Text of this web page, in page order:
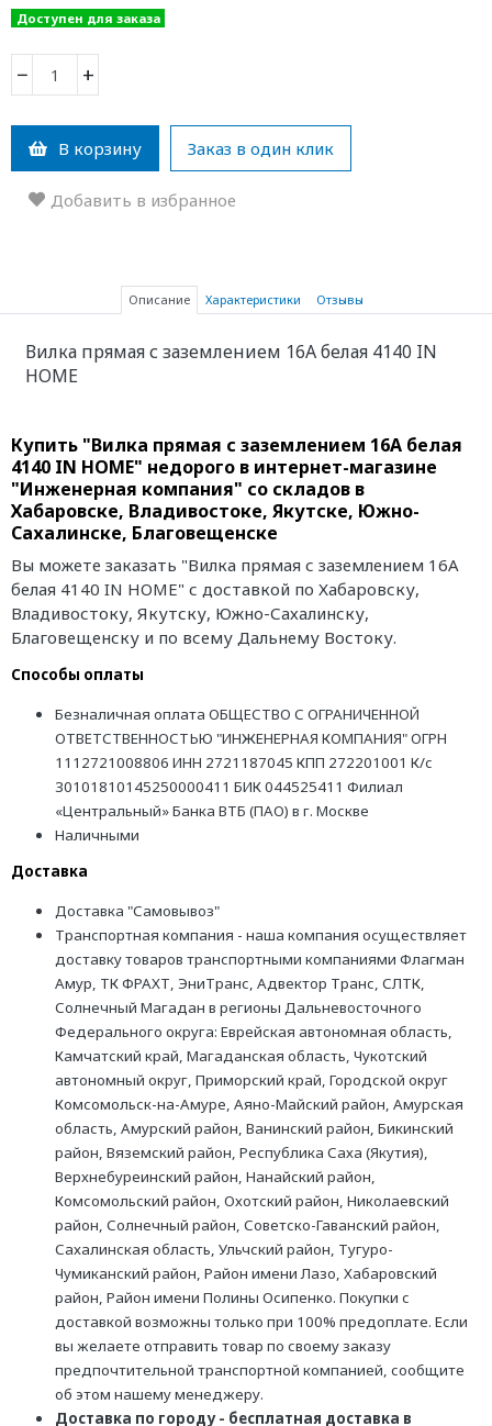
Доступен для заказа
− +
В корзину Заказ в один клик
Добавить в избранное
Описание Характеристики Отзывы
Вилка прямая с заземлением 16А белая 4140 IN
HOME
Купить "Вилка прямая с заземлением 16А белая
4140 IN HOME" недорого в интернет-магазине
"Инженерная компания" со складов в
Хабаровске, Владивостоке, Якутске, Южно-
Сахалинске, Благовещенске
Вы можете заказать "Вилка прямая с заземлением 16А
белая 4140 IN HOME" с доставкой по Хабаровску,
Владивостоку, Якутску, Южно-Сахалинску,
Благовещенску и по всему Дальнему Востоку.
Способы оплаты
Безналичная оплата ОБЩЕСТВО С ОГРАНИЧЕННОЙ
ОТВЕТСТВЕННОСТЬЮ "ИНЖЕНЕРНАЯ КОМПАНИЯ" ОГРН
1112721008806 ИНН 2721187045 КПП 272201001 К/с
30101810145250000411 БИК 044525411 Филиал
«Центральный» Банка ВТБ (ПАО) в г. Москве
Наличными
Доставка
Доставка "Самовывоз"
Транспортная компания - наша компания осуществляет
доставку товаров транспортными компаниями Флагман
Амур, ТК ФРАХТ, ЭниТранс, Адвектор Транс, СЛТК,
Солнечный Магадан в регионы Дальневосточного
Федерального округа: Еврейская автономная область,
Камчатский край, Магаданская область, Чукотский
автономный округ, Приморский край, Городской округ
Комсомольск-на-Амуре, Аяно-Майский район, Амурская
область, Амурский район, Ванинский район, Бикинский
район, Вяземский район, Республика Саха (Якутия),
Верхнебуреинский район, Нанайский район,
Комсомольский район, Охотский район, Николаевский
район, Солнечный район, Советско-Гаванский район,
Сахалинская область, Ульчский район, Тугуро-
Чумиканский район, Район имени Лазо, Хабаровский
район, Район имени Полины Осипенко. Покупки с
доставкой возможны только при 100% предоплате. Если
вы желаете отправить товар по своему заказу
предпочтительной транспортной компанией, сообщите
об этом нашему менеджеру.
Доставка по городу - бесплатная доставка в